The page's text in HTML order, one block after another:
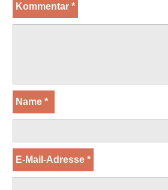
Kommentar*
Name*
E-Mail-Adresse*